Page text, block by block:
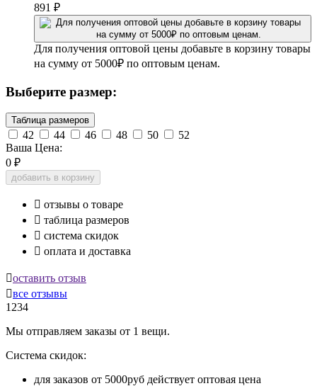
891 ₽
Для получения оптовой цены добавьте в корзину товары
на сумму от 5000₽ по оптовым ценам.
Выберите размер:
Таблица размеров
42 44 46 48 50
52
Ваша Цена:
0 ₽
добавить в корзину
 отзывы о товаре
 таблица размеров
 система скидок
 оплата и доставка
оставить отзыв
все отзывы
1234
Мы отправляем заказы от 1 вещи.
Система скидок:
для заказов от 5000руб действует оптовая цена